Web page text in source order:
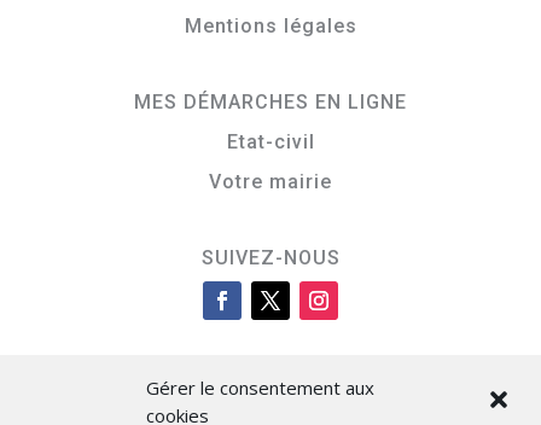
Gérer le consentement aux
cookies
Mentions légales
MES DÉMARCHES EN LIGNE
Etat-civil
Votre mairie
SUIVEZ-NOUS